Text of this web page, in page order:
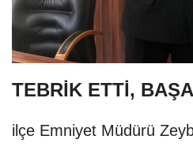
TEBRİK ETTİ,
ilçe Emniyet Müdürü